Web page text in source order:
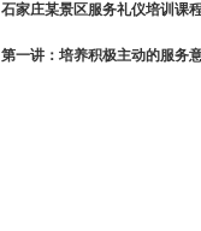
石家庄某景区服务礼仪培训课
第一讲：培养积极主动的服务